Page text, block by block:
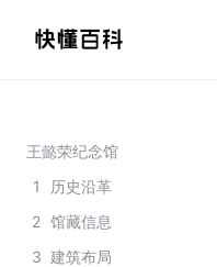
王懿荣纪念馆
1
历史沿革
2 馆藏信息
3 建筑布局